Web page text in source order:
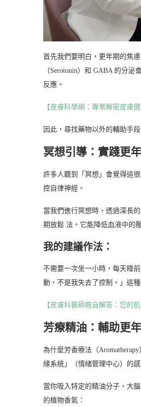
首先我們要明白，更年期的焦
（Serotonin）和 GABA 的分
反應。
【皮膚科學網：專業解密皮膚健
因此，尋找藥物以外的輔助手
冥想引導：實踐更
許多人聽到「冥想」會覺得這
控自律神經。
當我們進行冥想時，透過深長
期放鬆 法。它能降低血液中的
我的建議作法：
不需要一次坐一小時，每天睡
動，不是我失去了控制。」這
【皮膚科醫師親自解答：您的
芳療精油：輔助更
為什麼芳香療法（
緣系統」（情緒管理中心）的感
當你吸入特定的精油分子，大
的植物香氣：